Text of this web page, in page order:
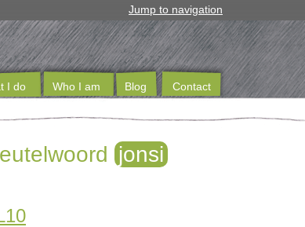
Jump to navigation
jonsi
I do Who I am Blog Contact